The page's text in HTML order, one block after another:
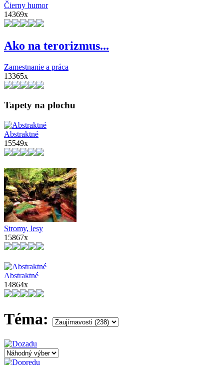
Čierny humor
14369x
Ako na terorizmus...
Zamestnanie a práca
13365x
Tapety na plochu
Abstraktné
15549x
Stromy, lesy
15867x
Abstraktné
14864x
Téma: